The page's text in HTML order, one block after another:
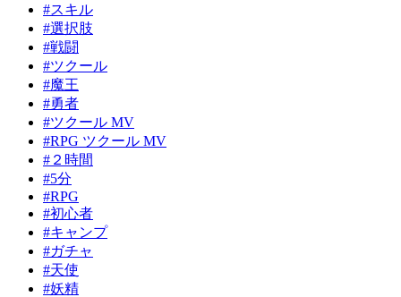
#スキル
#選択肢
#戦闘
#ツクール
#魔王
#勇者
#ツクール MV
#RPG ツクール MV
#２時間
#5分
#RPG
#初心者
#キャンプ
#ガチャ
#天使
#妖精